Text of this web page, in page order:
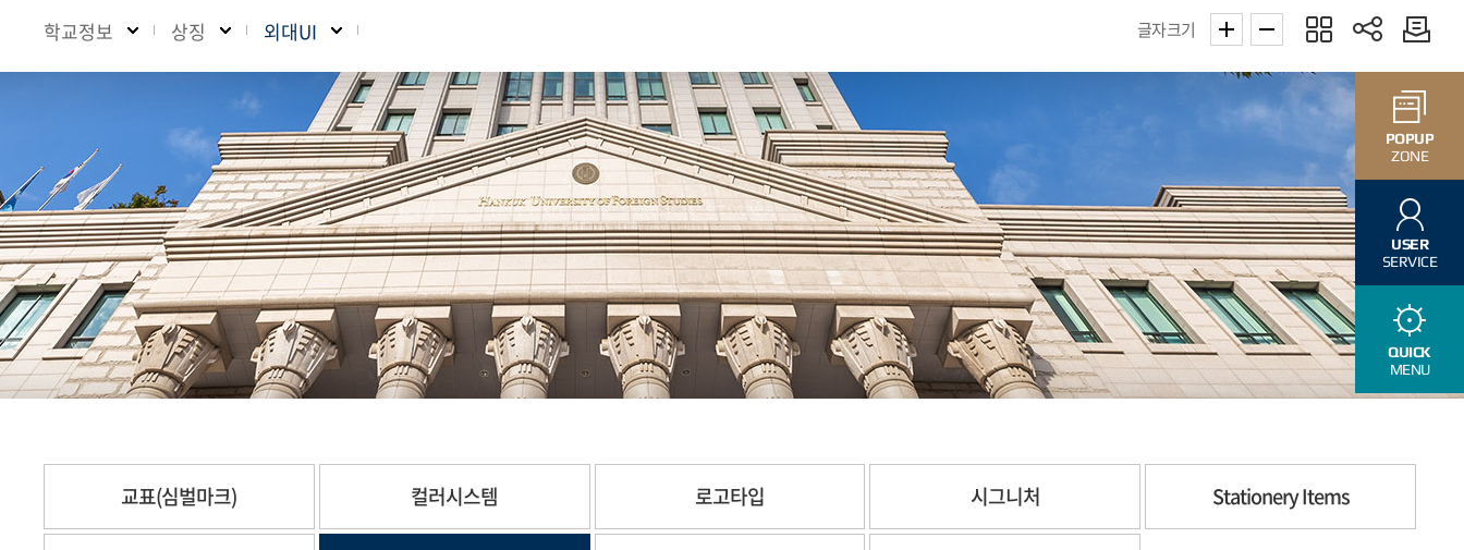
POPUP
ZONE
USER
SERVICE
QUICK
MENU
학교정보 상징 외대UI 글자크기
교표(심벌마크) 컬러시스템 로고타입 시그니처 Stationery Items